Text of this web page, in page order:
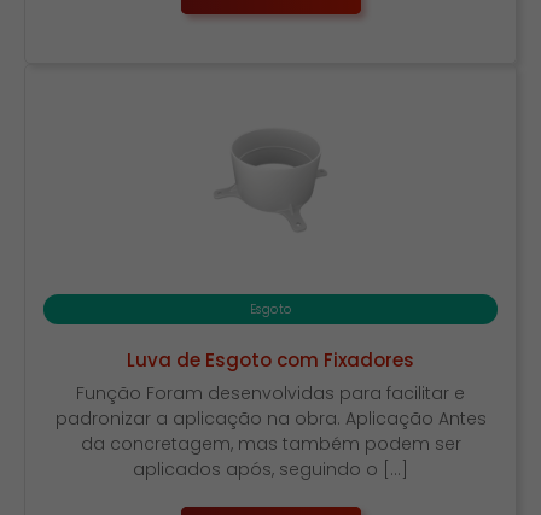
Esgoto
Luva de Esgoto com Fixadores
Função Foram desenvolvidas para facilitar e
padronizar a aplicação na obra. Aplicação Antes
da concretagem, mas também podem ser
aplicados após, seguindo o […]